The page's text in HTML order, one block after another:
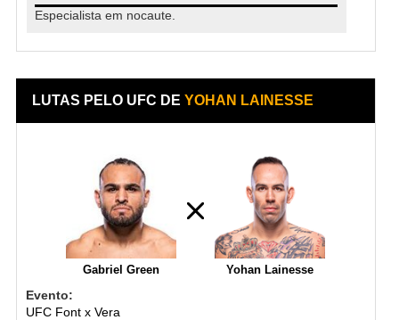
Especialista em nocaute.
LUTAS PELO UFC DEYOHAN LAINESSE
Gabriel Green Yohan Lainesse
Evento:
UFC Font x Vera